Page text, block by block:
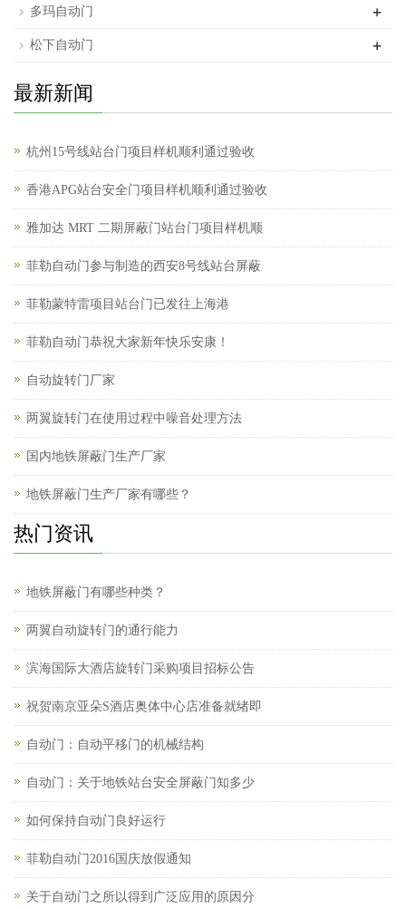
多玛自动门
+
松下自动门 +
最新新闻
杭州15号线站台门项目样机顺利通过验收
香港APG站台安全门项目样机顺利通过验收
雅加达 MRT 二期屏蔽门站台门项目样机顺
菲勒自动门参与制造的西安8号线站台屏蔽
菲勒蒙特雷项目站台门已发往上海港
菲勒自动门恭祝大家新年快乐安康！
自动旋转门厂家
两翼旋转门在使用过程中噪音处理方法
国内地铁屏蔽门生产厂家
地铁屏蔽门生产厂家有哪些？
热门资讯
地铁屏蔽门有哪些种类？
两翼自动旋转门的通行能力
滨海国际大酒店旋转门采购项目招标公告
祝贺南京亚朵S酒店奥体中心店准备就绪即
自动门：自动平移门的机械结构
自动门：关于地铁站台安全屏蔽门知多少
如何保持自动门良好运行
菲勒自动门2016国庆放假通知
关于自动门之所以得到广泛应用的原因分